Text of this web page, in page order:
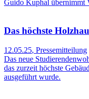
Guido Kuphal übernimmt
Das höchste
12.05.25, Pressemitteilung
Das neue
das zurzeit höchste
ausgeführt wurde.